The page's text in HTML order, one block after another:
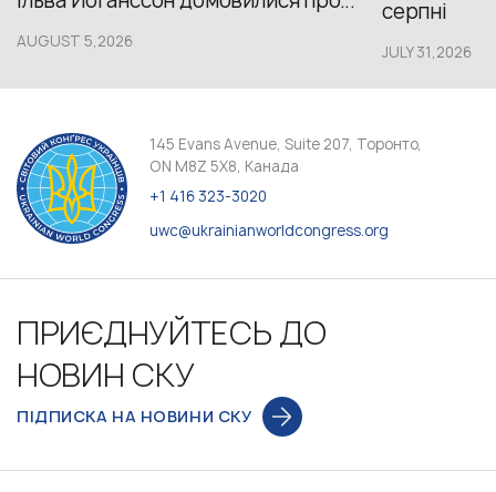
AUGUST 5,2026
серпні
JULY 31,2026
145 Evans Avenue, Suite 207, Торонто,
ON M8Z 5X8, Канада
+1 416 323-3020
uwc@ukrainianworldcongress.org
ПРИЄДНУЙТЕСЬ ДО
НОВИН СКУ
ПІДПИСКА НА НОВИНИ СКУ